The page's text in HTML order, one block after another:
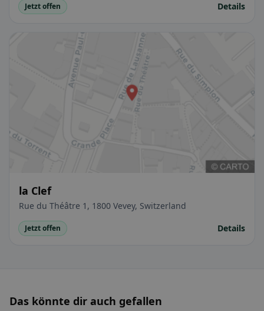
Jetzt offen Details
la Clef
Rue du Théâtre 1, 1800 Vevey, Switzerland
Jetzt offen Details
Das könnte dir auch gefallen